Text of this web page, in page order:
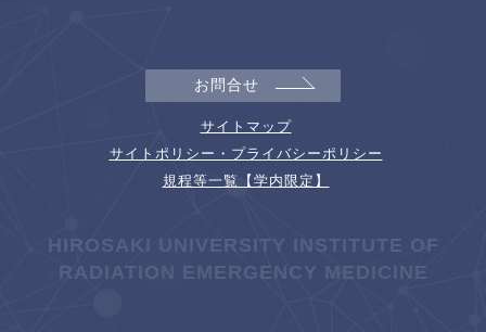
お問合せ
サイトマップ
サイトポリシー・プライバシーポリシー
規程等一覧【学内限定】
HIROSAKI UNIVERSITY INSTITUTE OF
RADIATION EMERGENCY MEDICINE